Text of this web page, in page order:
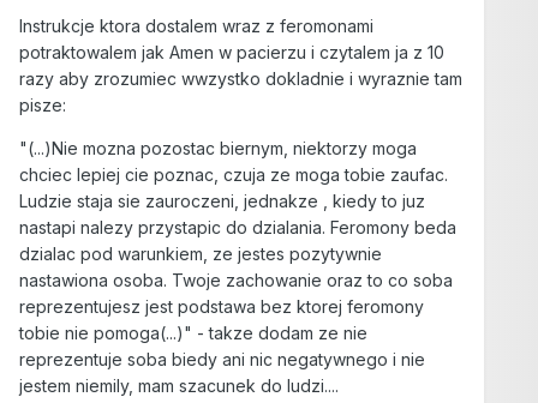
Instrukcje ktora dostalem wraz z feromonami
potraktowalem jak Amen w pacierzu i czytalem ja z 10
razy aby zrozumiec wwzystko dokladnie i wyraznie tam
pisze:
"(...)Nie mozna pozostac biernym, niektorzy moga
chciec lepiej cie poznac, czuja ze moga tobie zaufac.
Ludzie staja sie zauroczeni, jednakze , kiedy to juz
nastapi nalezy przystapic do dzialania. Feromony beda
dzialac pod warunkiem, ze jestes pozytywnie
nastawiona osoba. Twoje zachowanie oraz to co soba
reprezentujesz jest podstawa bez ktorej feromony
tobie nie pomoga(...)" - takze dodam ze nie
reprezentuje soba biedy ani nic negatywnego i nie
jestem niemily, mam szacunek do ludzi....